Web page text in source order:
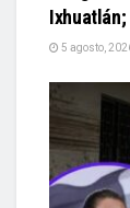
5 agosto,